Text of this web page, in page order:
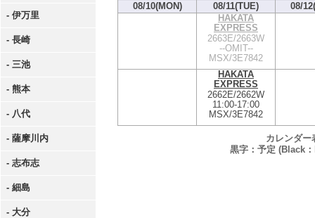
- 伊万里
- 長崎
- 三池
- 熊本
- 八代
- 薩摩川内
- 志布志
- 細島
- 大分
08/10(MON)
08/11(TUE)
08/
HAKATA
EXPRESS
2663E/2663W
--OMIT--
MSX/3E7842
HAKATA
EXPRESS
2662E/2662W
11:00-17:00
MSX/3E7842
カレンダー
黒字：予定 (Black